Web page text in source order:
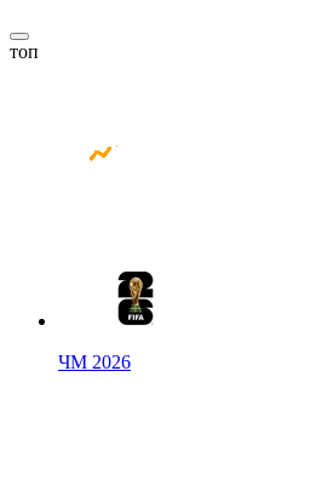
топ
ЧМ 2026